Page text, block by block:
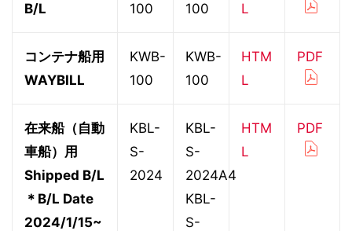
B/L
100
100
L
コンテナ船用
WAYBILL
KWB-
100
KWB-
100
HTM
L
PDF
在来船（自動
車船）用
Shipped B/L
＊B/L Date
2024/1/15~
KBL-
S-
2024
KBL-
S-
2024A4
KBL-
S-
HTM
L
PDF